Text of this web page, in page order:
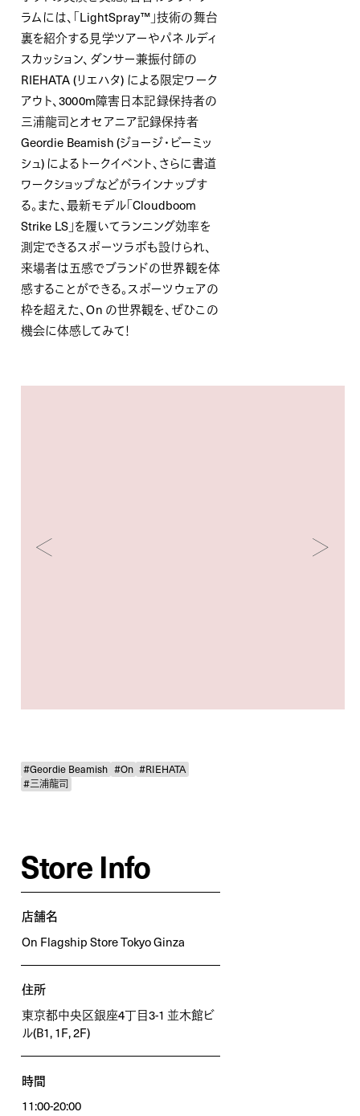
ラムには、「LightSpray™」技術の舞台
裏を紹介する見学ツアーやパネルディ
スカッション、ダンサー兼振付師の
RIEHATA (リエハタ) による限定ワーク
アウト、3000m障害日本記録保持者の
三浦龍司とオセアニア記録保持者
Geordie Beamish (ジョージ・ビーミッ
シュ) によるトークイベント、さらに書道
ワークショップなどがラインナップす
る。また、最新モデル「Cloudboom
Strike LS」を履いてランニング効率を
測定できるスポーツラボも設けられ、
来場者は五感でブランドの世界観を体
感することができる。スポーツウェアの
枠を超えた、On の世界観を、ぜひこの
機会に体感してみて！
#Geordie Beamish #On #RIEHATA
#三浦龍司
Store Info
店舗名
On Flagship Store Tokyo Ginza
住所
東京都中央区銀座4丁目3-1 並木館ビ
ル(B1, 1F, 2F)
時間
11:00-20:00